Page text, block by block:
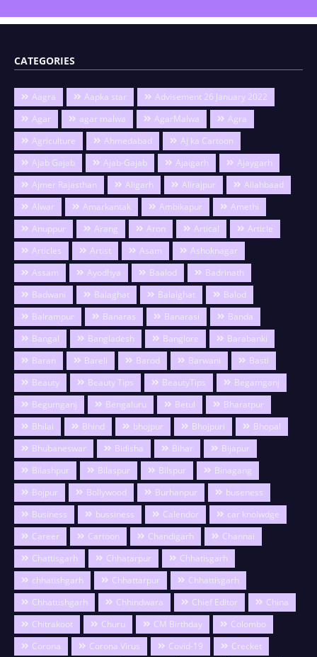
CATEGORIES
Aagra Aapka star
Advisement 26 January 2022
Agar
agar malwa AgarMalwa
Agra
Agriculture
Ahmedabad
Aj ka Cartoon
Ajab Gajab
Ajab-Gajab Ajaigarh
Ajaygarh
Ajmer Rajasthan
Aligarh Alirajpur
Allahbaad
Alwar
Amarkantak Ambikapur
Amethi
Anuppur
Arang Aron Artical
Article
Articles
Artist Asam
Ashoknagar
Assam
Ayodhya Baalod
Badrinath
Badwani
Balaghat Balalghat
Balod
Balrampur
Banaras Banarasi
Banda
Bangal
Bangladesh Banglore
Barabanki
Baran
Bareli Barod Barwani
Basti
Beauty
Beauty Tips BeautyTips
Begamganj
Begumganj
Bengaluru Betul
Bharatpur
Bhilai
Bhind bhojpur Bhojpuri
Bhopal
Bhubaneswar
Bidisha Bihar
Bijapur
Bilashpur
Bilaspur Bilspur
Binagang
Bojpur
Bollywood Burhanpur
buseness
Business
bussiness Calendor
car knolwdge
Career
Cartoon Chandigarh
Channai
Chattisgarh
Chhatarpur
Chhatisgarh
chhatishgarh
Chhattarpur
Chhattisgarh
Chhattishgarh
Chhindwara Chief Editor
China
Chitrakoot
Churu CM Birthday
Colombo
Corona
Corona Virus Covid-19
Crecket